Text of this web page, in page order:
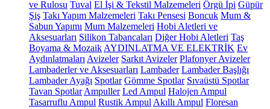
ve Rulosu Tuval El İşi & Tekstil Malzemeleri Örgü İpi Güpür
Şiş Takı Yapım Malzemeleri Takı Pensesi Boncuk Mum &
Sabun Yapımı Mum Malzemeleri Hobi Aletleri ve
Aksesuarları Silikon Tabancaları Diğer Hobi Aletleri Taş
Boyama & Mozaik AYDINLATMA VE ELEKTRİK Ev
Aydınlatmaları Avizeler Sarkıt Avizeler Plafonyer Avizeler
Lambaderler ve Aksesuarları Lambader Lambader Başlığı
Lambader Ayağı Spotlar Gömme Spotlar Sıvaüstü Spotlar
Tavan Spotlar Ampuller Led Ampul Halojen Ampul
Tasarruflu Ampul Rustik Ampul Akıllı Ampul Floresan